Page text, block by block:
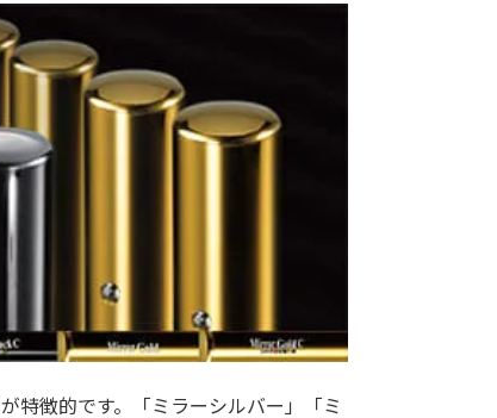
特徴的です。「ミラーシルバー」「ミ